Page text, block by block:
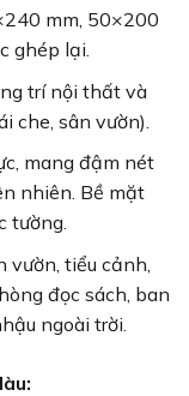
mm, 50×200
ghép lại.
trí nội thất và
che, sân vườn).
mang đậm nét
nhiên. Bề mặt
tường.
vườn, tiểu cảnh,
đọc sách, ban
ngoài trời.